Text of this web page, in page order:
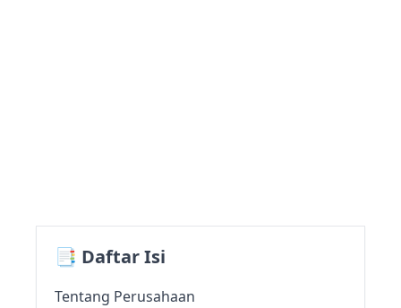
📑 Daftar Isi
Tentang Perusahaan